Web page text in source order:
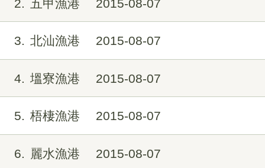
2 五甲漁港 2015-08-07
3 北汕漁港 2015-08-07
4 塭寮漁港 2015-08-07
5 梧棲漁港 2015-08-07
6 麗水漁港 2015-08-07